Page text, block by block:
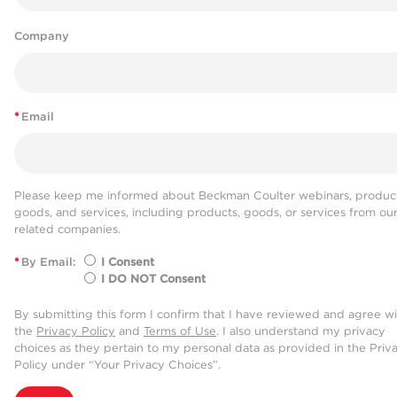
Company
* Email
Please keep me informed about Beckman Coulter webinars,
goods, and services, including products, goods, or services from our
related companies.
* By Email:
I Consent
I DO NOT Consent
By submitting this form I confirm that I have reviewed and agree
the Privacy Policy and Terms of Use. I also understand my privacy
choices as they pertain to my personal data as provided in the
Policy under “Your Privacy Choices”.